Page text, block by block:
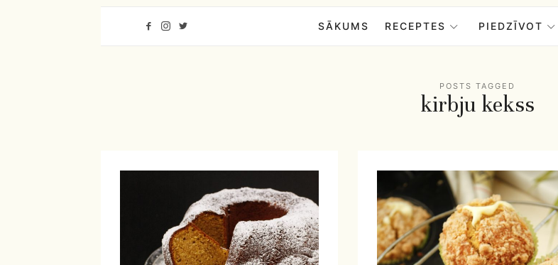
–
Mana
garšu
pasaule
SĀKUMS RECEPTES PIEDZĪVOT
POSTS TAGGED
kirbju kekss